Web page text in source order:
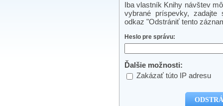
Iba vlastník Knihy návštev
vybrané príspevky,
odkaz "Odstrániť tento
Heslo pre správu:
Ďalšie možnosti:
Zakázať túto IP adresu